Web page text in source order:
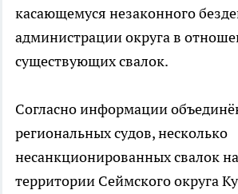
касающемуся незаконного
администрации округа в
существующих свалок.
Согласно информации
региональных судов, несколько
несанкционированных свалок
территории Сеймского округа